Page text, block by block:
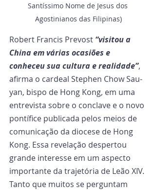
Santíssimo Nome de Jesus dos
Agostinianos das Filipinas)
Robert Francis Prevost “visitou a
China em várias ocasiões e
conheceu sua cultura e realidade”,
afirma o cardeal Stephen Chow Sau-
yan, bispo de Hong Kong, em uma
entrevista sobre o conclave e o novo
pontífice publicada pelos meios de
comunicação da diocese de Hong
Kong. Essa revelação despertou
grande interesse em um aspecto
importante da trajetória de Leão XIV.
Tanto que muitos se perguntam